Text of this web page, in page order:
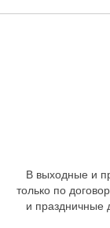
В выходные и
только по
и праздничные